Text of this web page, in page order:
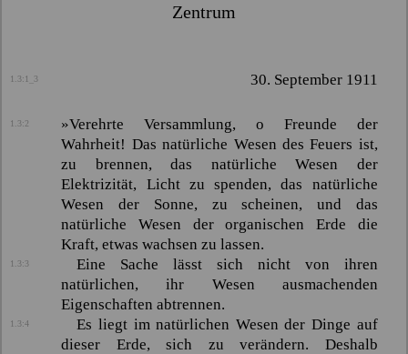
Zentrum
1.3:1_3 30. September 1911
1.3:2
»Verehrte Versammlung, o Freunde der
Wahrheit! Das natürliche Wesen des Feuers ist,
zu brennen, das natürliche Wesen der
Elektrizität, Licht zu spenden, das natürliche
Wesen der Sonne, zu scheinen, und das
natürliche Wesen der organischen Erde die
Kraft, etwas wachsen zu lassen.
1.3:3
Eine Sache lässt sich nicht von ihren
natürlichen, ihr Wesen ausmachenden
Eigenschaften abtrennen.
1.3:4
Es liegt im natürlichen Wesen der Dinge auf
dieser Erde, sich zu verändern. Deshalb